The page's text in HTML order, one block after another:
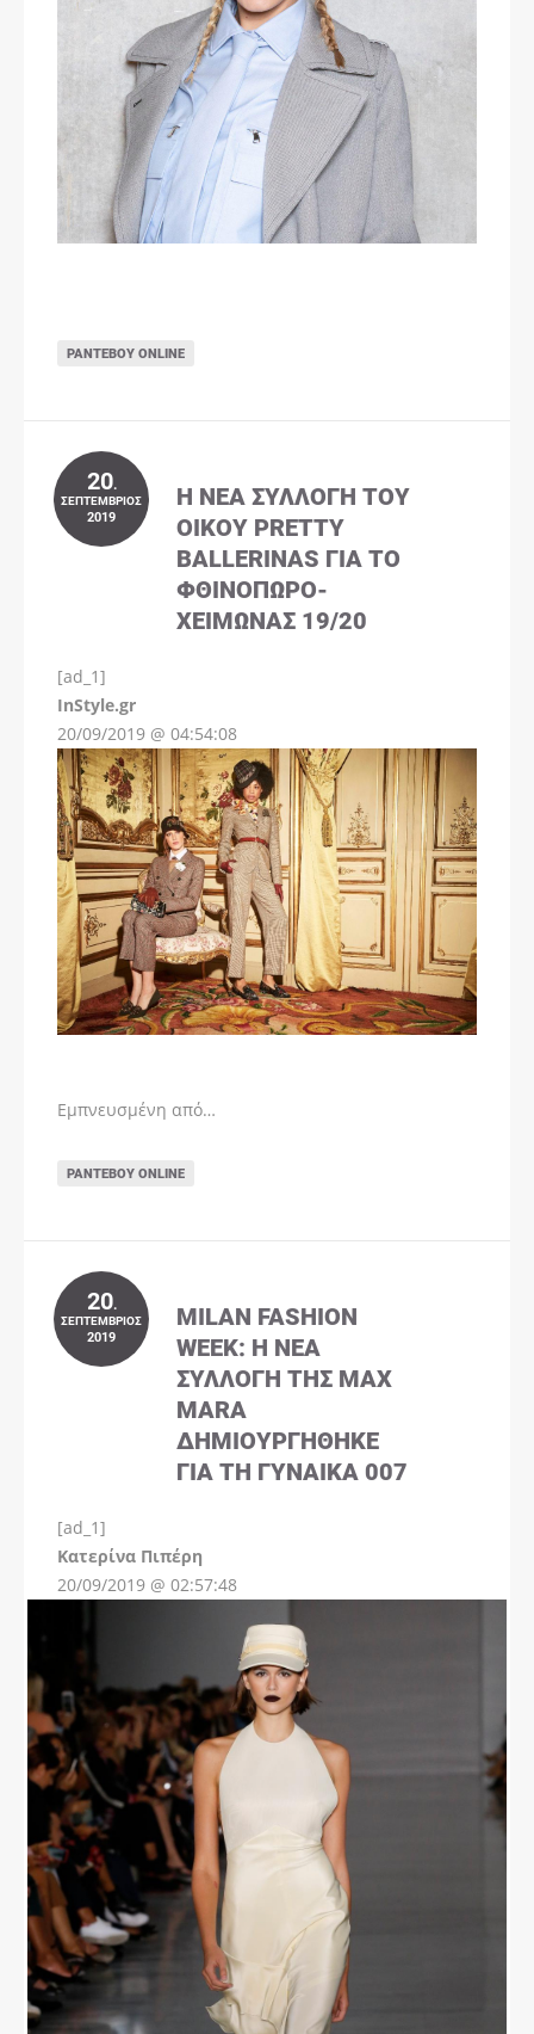
ΡΑΝΤΕΒΟΎ ONLINE
20.
ΣΕΠΤΈΜΒΡΙΟΣ
2019
Η ΝΈΑ ΣΥΛΛΟΓΉ ΤΟΥ
ΟΊΚΟΥ PRETTY
BALLERINAS ΓΙΑ ΤΟ
ΦΘΙΝΌΠΩΡΟ-
ΧΕΙΜΏΝΑΣ 19/20
[ad_1]
InStyle.gr
20/09/2019 @ 04:54:08
Εμπνευσμένη από…
ΡΑΝΤΕΒΟΎ ONLINE
20.
ΣΕΠΤΈΜΒΡΙΟΣ
2019
MILAN FASHION
WEEK: Η ΝΈΑ
ΣΥΛΛΟΓΉ ΤΗΣ MAX
MARA
ΔΗΜΙΟΥΡΓΉΘΗΚΕ
ΓΙΑ ΤΗ ΓΥΝΑΊΚΑ 007
[ad_1]
Kατερίνα Πιπέρη
20/09/2019 @ 02:57:48